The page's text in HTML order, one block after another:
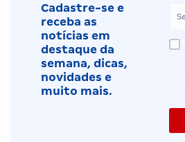
Cadastre-se e
receba as
notícias em
destaque da
semana, dicas,
novidades e
muito mais.